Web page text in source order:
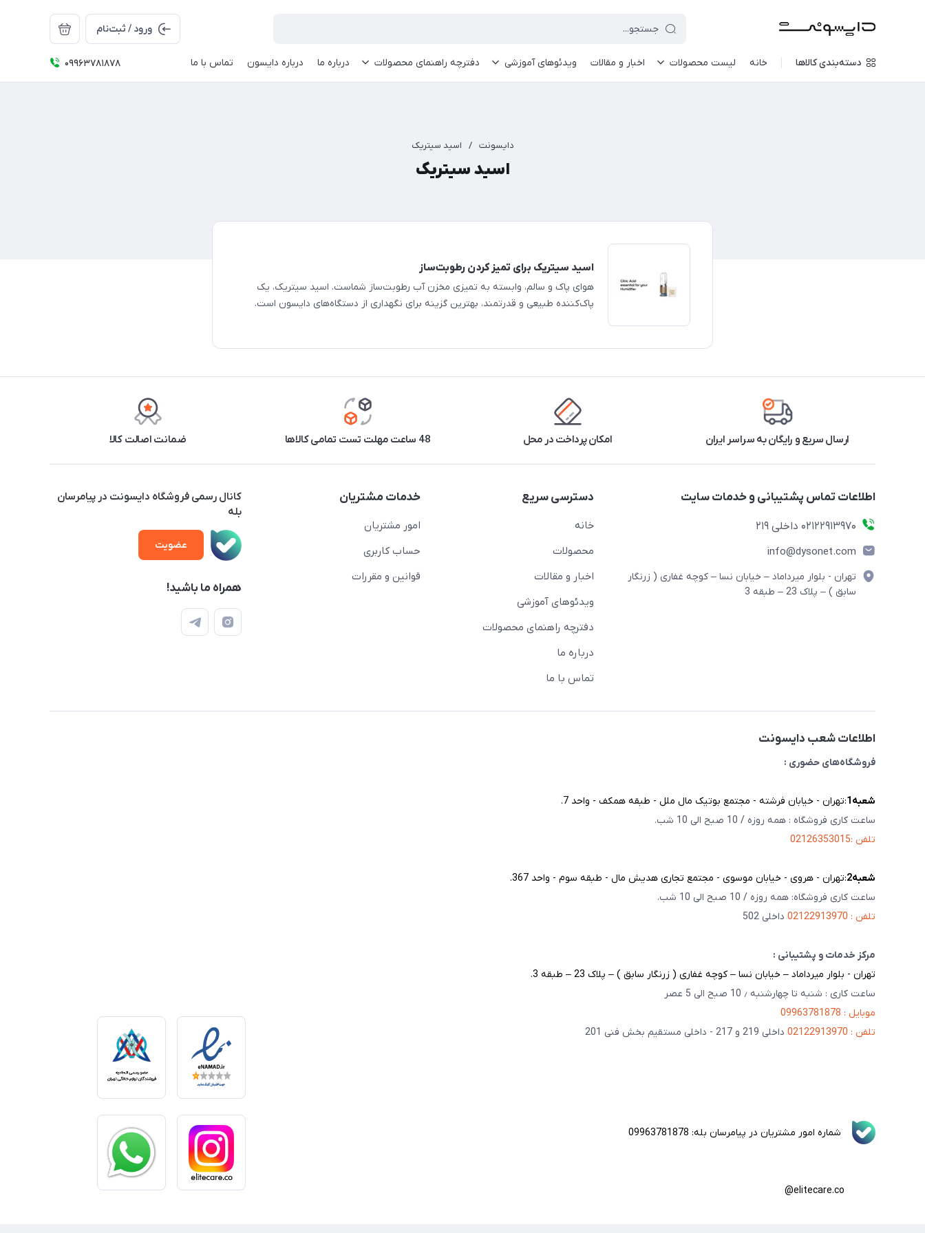
ورود / ثبت‌نام
دسته‌بندی کالاها خانه لیست محصولات اخبار و مقالات ویدئو‌های آموزشی دفترچه راهنمای محصولات درباره ما درباره دایسون تماس با ما 09963781878
دایسونت / اسید سیتریک
اسید سیتریک
اسید سیتریک برای تمیز کردن رطوبت‌ساز
هوای پاک و سالم، وابسته به تمیزی مخزن آب رطوبت‌ساز شماست. اسید سیتریک، یک
پاک‌کننده طبیعی و قدرتمند، بهترین گزینه برای نگهداری از دستگاه‌های دایسون است.
ارسال سریع و رایگان به سراسر ایران امکان پرداخت در محل 48 ساعت مهلت تست تمامی کالاها ضمانت اصالت کالا
اطلاعات تماس پشتیبانی و خدمات سایت
02122913970 داخلی 219
info@dysonet.com
تهران - بلوار میرداماد – خیابان نسا – کوچه غفاری ( زرنگار
سابق ) – پلاک 23 – طبقه 3
دسترسی سریع
خانه
محصولات
اخبار و مقالات
ویدئو‌های آموزشی
دفترچه راهنمای محصولات
درباره ما
تماس با ما
خدمات مشتریان
امور مشتریان
حساب کاربری
قوانین و مقررات
کانال رسمی فروشگاه دایسونت در پیامرسان
بله
عضویت
همراه ما باشید!
اطلاعات شعب دایسونت
فروشگاه‌های حضوری :
شعبه‌1 :تهران - خیابان فرشته - مجتمع بوتیک مال ملل - طبقه همکف - واحد 7.
ساعت کاری فروشگاه : همه روزه / 10 صبح الی 10 شب.
تلفن :02126353015
شعبه‌2 :تهران - هروی - خیابان موسوی - مجتمع تجاری هدیش مال - طبقه سوم - واحد 367.
ساعت کاری فروشگاه: همه روزه / 10 صبح الی 10 شب.
تلفن : 02122913970
داخلی 502
مرکز خدمات و پشتیبانی :
تهران - بلوار میرداماد – خیابان نسا – کوچه غفاری ( زرنگار سابق ) – پلاک 23 – طبقه 3.
ساعت کاری : شنبه تا چهارشنبه ٫ 10 صبح الی 5 عصر
موبایل : 09963781878
تلفن : 02122913970
داخلی 219 و 217 - داخلی مستقیم بخش فنی 201
شماره امور مشتریان در پیامرسان بله: 09963781878